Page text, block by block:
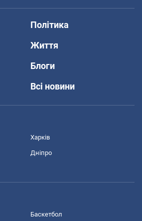
Політика
Життя
Блоги
Всі новини
Харків
Дніпро
Баскетбол